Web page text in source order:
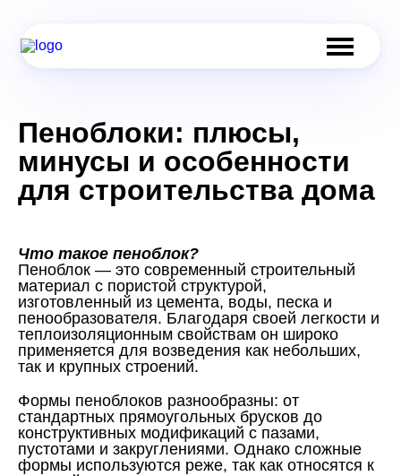
Пеноблоки: плюсы,
минусы и особенности
для строительства дома
Что такое пеноблок?
Пеноблок — это современный строительный
материал с пористой структурой,
изготовленный из цемента, воды, песка и
пенообразователя. Благодаря своей легкости и
теплоизоляционным свойствам он широко
применяется для возведения как небольших,
так и крупных строений.
Формы пеноблоков разнообразны: от
стандартных прямоугольных брусков до
конструктивных модификаций с пазами,
пустотами и закруглениями. Однако сложные
формы используются реже, так как относятся к